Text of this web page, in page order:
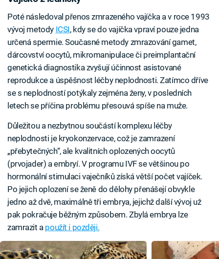
Poté následoval přenos zmrazeného vajíčka a v roce 1993
vývoj metody ICSI, kdy se do vajíčka vpraví pouze jedna
určená spermie. Současné metody zmrazování gamet,
dárcovství oocytů, mikromanipulace či preimplantační
genetická diagnostika zvyšují účinnost asistované
reprodukce a úspěšnost léčby neplodnosti. Zatímco dříve
se s neplodností potýkaly zejména ženy, v posledních
letech se příčina problému přesouvá spíše na muže.
Důležitou a nezbytnou součástí komplexu léčby
neplodnosti je kryokonzervace, což je zamrazení
„přebytečných“, ale kvalitních oplozených oocytů
(prvojader) a embryí. V programu IVF se většinou po
hormonální stimulaci vaječníků získá větší počet vajíček.
Po jejich oplození se ženě do dělohy přenášejí obvykle
jedno až dvě, maximálně tři embrya, jejichž další vývoj už
pak pokračuje běžným způsobem. Zbylá embrya lze
zamrazit a použít i později.